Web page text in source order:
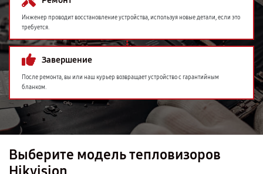
Инженер проводит восстановление устройства, используя новые детали, если это
требуется.
Завершение
После ремонта, вы или наш курьер возвращает устройство с гарантийным
бланком.
Выберите модель тепловизоров